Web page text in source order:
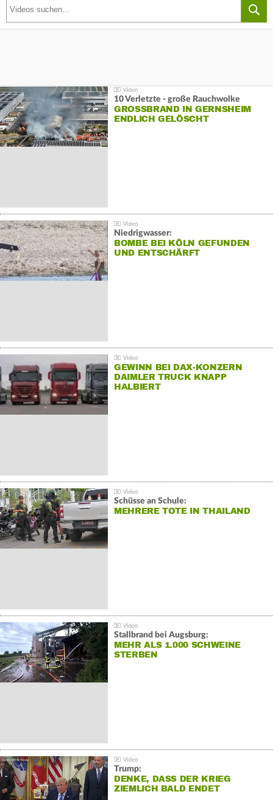
10 Verletzte - große Rauchwolke
GROSSBRAND IN GERNSHEIM E
NDLICH GELÖSCHT
Niedrigwasser:
BOMBE BEI KÖLN GEFUNDEN
UND ENTSCHÄRFT
GEWINN BEI DAX-KONZERN
DAIMLER TRUCK KNAPP
HALBIERT
Schüsse an Schule:
MEHRERE TOTE IN THAILAND
Stallbrand bei Augsburg:
MEHR ALS 1.000 SCHWEINE
STERBEN
Trump:
DENKE, DASS DER KRIEG
ZIEMLICH BALD ENDET